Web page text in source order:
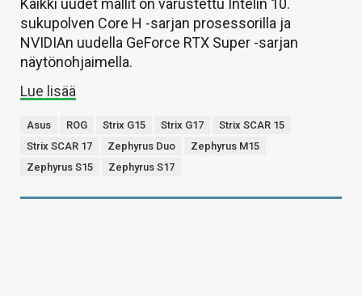
Kaikki uudet mallit on varustettu Intelin 10.
sukupolven Core H -sarjan prosessorilla ja
NVIDIAn uudella GeForce RTX Super -sarjan
näytönohjaimella.
Lue lisää
Asus ROG Strix G15 Strix G17
Strix SCAR 15
Strix SCAR 17
Zephyrus Duo
Zephyrus M15
Zephyrus S15
Zephyrus S17